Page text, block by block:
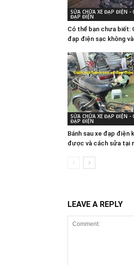
SỬA CHỮA XE ĐẠP ĐIỆN -
ĐẠP ĐIỆN
Có thể bạn chưa biết:
đạp điện sạc không
SỬA CHỮA XE ĐẠP ĐIỆN -
ĐẠP ĐIỆN
Bánh sau xe đạp điện
được và cách sửa tại
LEAVE A REPLY